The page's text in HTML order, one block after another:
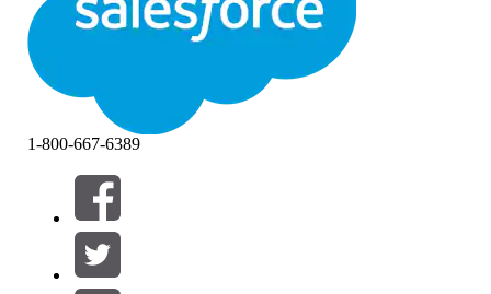
Filtre (0)
VÆLG FILTRE
Produktområde
1-800-667-6389